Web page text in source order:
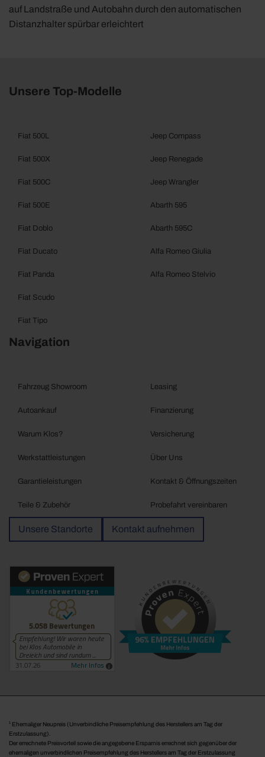
auf Landstraße und Autobahn durch den automatischen
Distanzhalter spürbar erleichtert
Unsere Top-Modelle
Fiat 500L
Fiat 500X
Fiat 500C
Fiat 500E
Fiat Doblo
Fiat Ducato
Fiat Panda
Fiat Scudo
Fiat Tipo
Jeep Compass
Jeep Renegade
Jeep Wrangler
Abarth 595
Abarth 595C
Alfa Romeo Giulia
Alfa Romeo Stelvio
Navigation
Fahrzeug Showroom
Autoankauf
Warum Klos?
Werkstattleistungen
Garantieleistungen
Teile & Zubehör
Leasing
Finanzierung
Versicherung
Über Uns
Kontakt & Öffnungszeiten
Probefahrt vereinbaren
Unsere Standorte Kontakt aufnehmen
1 Ehemaliger Neupreis (Unverbindliche Preisempfehlung des Herstellers am Tag der
Erstzulassung).
Der errechnete Preisvorteil sowie die angegebene Ersparnis errechnet sich gegenüber der
ehemaligen unverbindlichen Preisempfehlung des Herstellers am Tag der Erstzulassung